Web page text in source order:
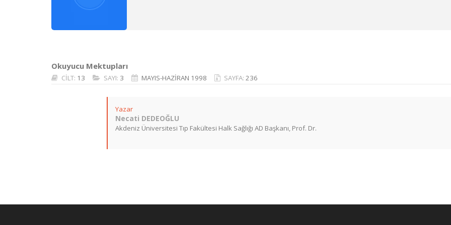
Okuyucu Mektupları
CİLT: 13 SAYI: 3 MAYIS-HAZİRAN 1998 SAYFA: 236
Yazar
Necati DEDEOĞLU
Akdeniz Üniversitesi Tıp Fakültesi Halk Sağlığı AD Başkanı, Prof. Dr.